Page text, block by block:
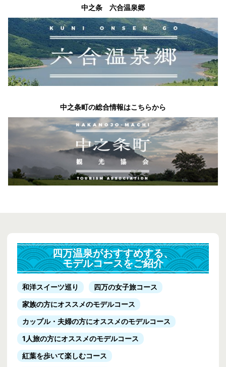
中之条 六合温泉郷
中之条町の総合情報はこちらから
四万温泉がおすすめする、
モデルコースをご紹介
和洋スイーツ巡り
四万の女子旅コース
家族の方にオススメのモデルコース
カップル・夫婦の方にオススメのモデルコース
1人旅の方にオススメのモデルコース
紅葉を歩いて楽しむコース